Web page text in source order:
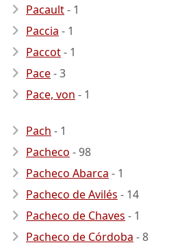
Pacault- 1
Paccia - 1
Paccot- 1
Pace- 3
Pace, von - 1
Pach - 1
Pacheco - 98
Pacheco Abarca - 1
Pacheco de Avilés - 14
Pacheco de Chaves - 1
Pacheco de Córdoba - 8